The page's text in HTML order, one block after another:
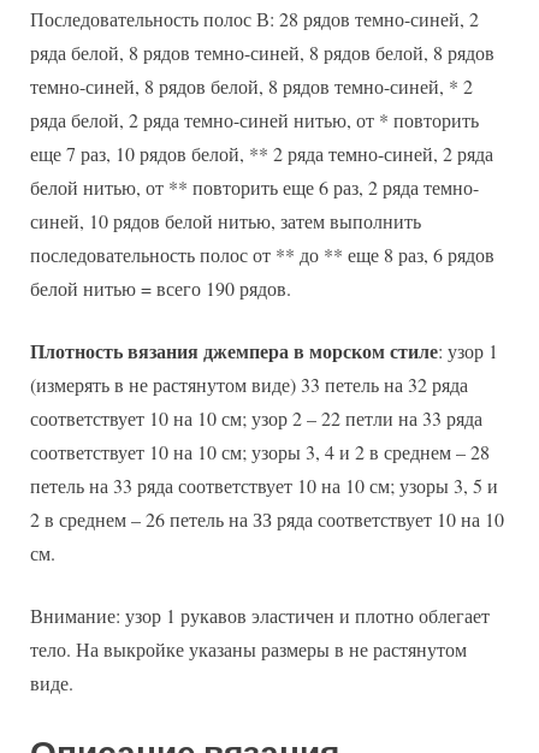
Последовательность полос В: 28 рядов темно-синей, 2
ряда белой, 8 рядов темно-синей, 8 рядов белой, 8 рядов
темно-синей, 8 рядов белой, 8 рядов темно-синей, * 2
ряда белой, 2 ряда темно-синей нитью, от * повторить
еще 7 раз, 10 рядов белой, ** 2 ряда темно-синей, 2 ряда
белой нитью, от ** повторить еще 6 раз, 2 ряда темно-
синей, 10 рядов белой нитью, затем выполнить
последовательность полос от ** до ** еще 8 раз, 6 рядов
белой нитью = всего 190 рядов.
Плотность вязания джемпера в морском стиле: узор 1
(измерять в не растянутом виде) 33 петель на 32 ряда
соответствует 10 на 10 см; узор 2 – 22 петли на 33 ряда
соответствует 10 на 10 см; узоры 3, 4 и 2 в среднем – 28
петель на 33 ряда соответствует 10 на 10 см; узоры 3, 5 и
2 в среднем – 26 петель на ЗЗ ряда соответствует 10 на 10
см.
Внимание: узор 1 рукавов эластичен и плотно облегает
тело. На выкройке указаны размеры в не растянутом
виде.